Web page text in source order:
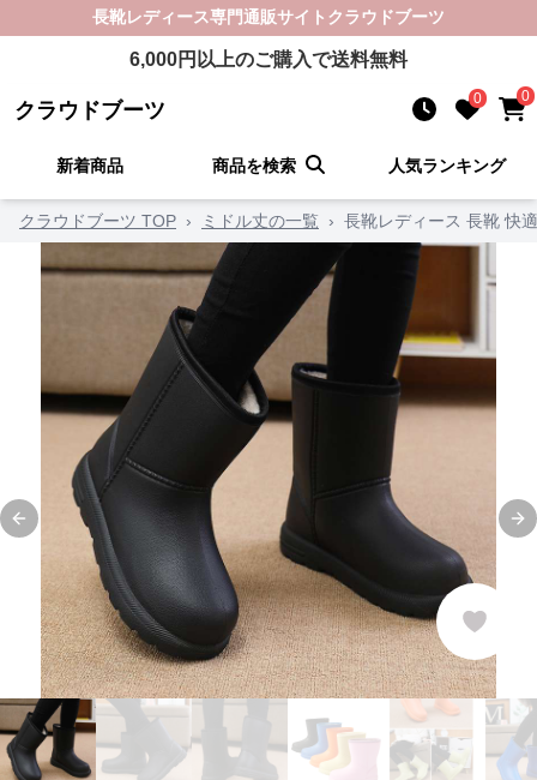
長靴レディース専門通販サイト クラウドブーツ
6,000円以上のご購入で送料無料
クラウドブーツ 0 0
新着商品 商品を検索 人気ランキング
クラウドブーツ TOP › ミドル丈の一覧 › 長靴レディース 長靴 快
Previous slide